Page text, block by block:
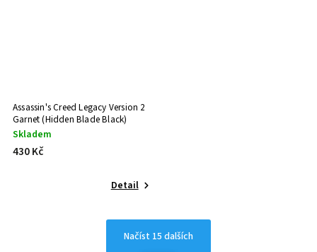
Assassin's Creed Legacy Version 2
Garnet (Hidden Blade Black)
Playing Cards
Skladem
430 Kč
Detail
Načíst 15 dalších